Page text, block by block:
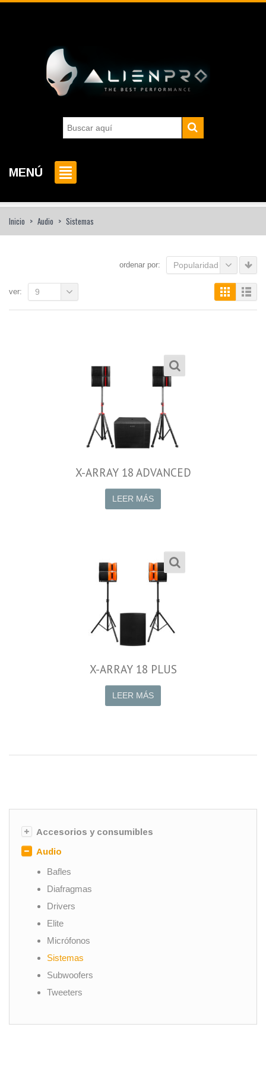
MENÚ
Inicio > Audio > Sistemas
ordenar por: Popularidad
ver: 9
X-ARRAY 18 ADVANCED
LEER MÁS
X-ARRAY 18 PLUS
LEER MÁS
Accesorios y consumibles
Audio
Bafles
Diafragmas
Drivers
Elite
Micrófonos
Sistemas
Subwoofers
Tweeters